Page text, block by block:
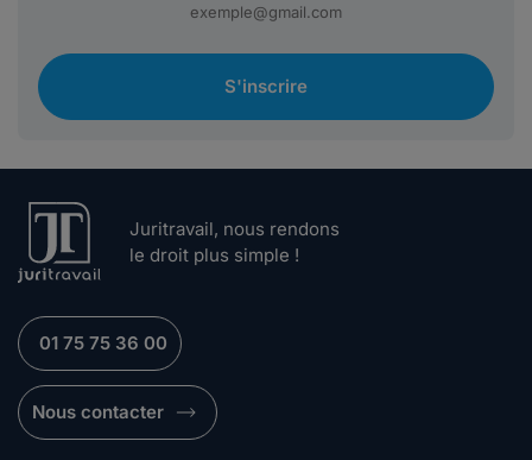
S'inscrire
Juritravail, nous rendons
le droit plus simple !
01 75 75 36 00
Nous contacter